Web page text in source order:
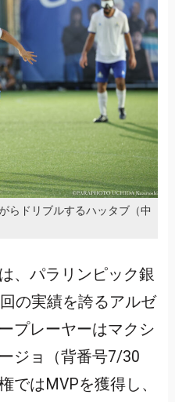
らドリブルするハッタブ（中
、パラリンピック銀
の実績を誇るアルゼ
プレーヤーはマクシ
ジョ（背番号7/30
ではMVPを獲得し、